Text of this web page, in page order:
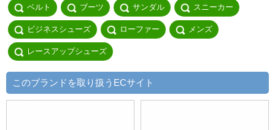
ベルト ブーツ サンダル スニーカー
ビジネスシューズ ローファー メンズ
レースアップシューズ
このブランドを取り扱うECサイト